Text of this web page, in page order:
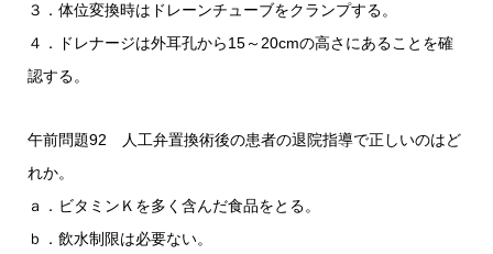
３．体位変換時はドレーンチューブをクランプする。
４．ドレナージは外耳孔から15～20cmの高さにあることを確
認する。
午前問題92 人工弁置換術後の患者の退院指導で正しいのはど
れか。
ａ．ビタミンＫを多く含んだ食品をとる。
ｂ．飲水制限は必要ない。